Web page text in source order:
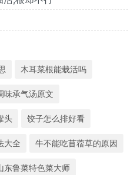
木耳菜根能栽活吗
味承气汤原文
头 饺子怎么排好看
大全 牛不能吃苜蓿草的原因
东鲁菜特色菜大师